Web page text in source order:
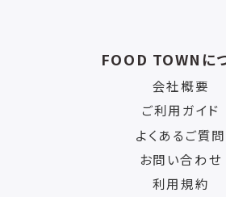
私たちのビジョンや ID システムより賢い
人々だけです。その中の一人はあなたか
FOOD TOWNに
会社概要
ご利用ガイド
よくあるご質問
お問い合わせ
利用規約